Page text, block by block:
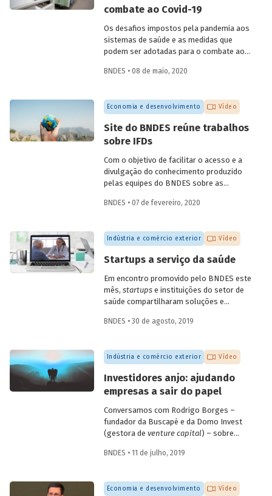
desenvolvimento (IFD) podem atuar para
promover uma retomada do crescimento
em bases sustentáveis, com foco na
inclusão social.
combate ao Covid-19
Os desafios impostos pela pandemia aos
sistemas de saúde e as medidas que
podem ser adotadas para o combate ao
por especialistas da área de saúde, em
quarta, dia 6 de maio. A conversa,
transmitida pelo YouTube do Banco,
contou com participações do
coordenador de ações de prospecção da
Fiocruz, Carlos Gadelha, do diretor-
adjunto da Organização Pan-Americana
de Saúde (Opas), Jarbas Barbosa, e com o
presidente do Fórum Inovação Saúde,
Josier Vilar.
BNDES • 08 de maio, 2020
Economia e desenvolvimento Vídeo
Site do BNDES reúne trabalhos
sobre IFDs
Com o objetivo de facilitar o acesso e a
divulgação do conhecimento produzido
pelas equipes do BNDES sobre as
desenvolvimento (IFD), todos os artigos
reunidos em uma única seção especial do
site do Banco.
BNDES • 07 de fevereiro, 2020
Indústria e comércio exterior Vídeo
Startups a serviço da saúde
Em encontro promovido pelo BNDES este
mês, startupse instituições do setor de
saúde compartilharam soluções e
presença de mais de dez startups e de 15
e privado, incluindo hospitais, planos de
saúde, empresas farmacêuticas e
empresas de diagnóstico. Confira a seguir
as questões discutidas e vídeo com
alguns depoimentos do evento.
BNDES • 30 de agosto, 2019
Indústria e comércio exterior Vídeo
Investidores anjo: ajudando
empresas a sair do papel
Conversamos com Rodrigo Borges –
fundador da Buscapé e da Domo Invest
(gestora de venture capital) – sobre
Confira alguns destaques da entrevista e
anjo escolhem em quaisstartupsinvestir
e ajudam os empreendedores a tirar os
BNDES • 11 de julho, 2019
Economia e desenvolvimento Vídeo